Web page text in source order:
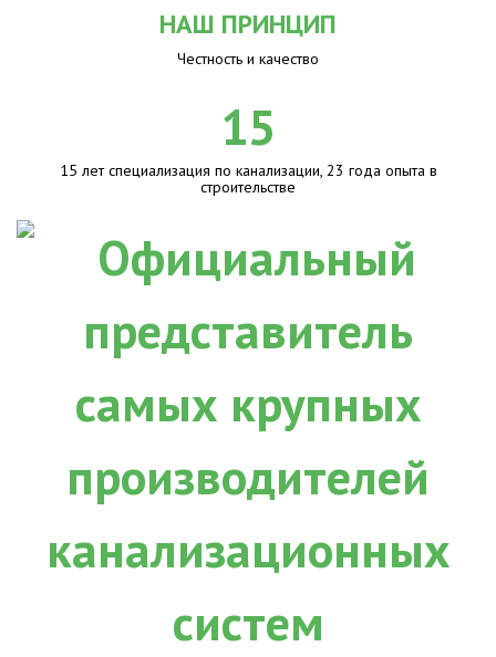
НАШ ПРИНЦИП
Честность и качество
15
15 лет специализация по канализации, 23 года опыта в
строительстве